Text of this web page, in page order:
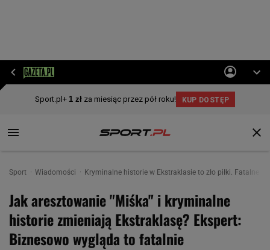
Sport Wiadomości Kryminalne historie w Ekstraklasie to zło piłki. Fatalne
Jak aresztowanie "Miśka" i kryminalne
historie zmieniają Ekstraklasę? Ekspert:
Biznesowo wygląda to fatalnie